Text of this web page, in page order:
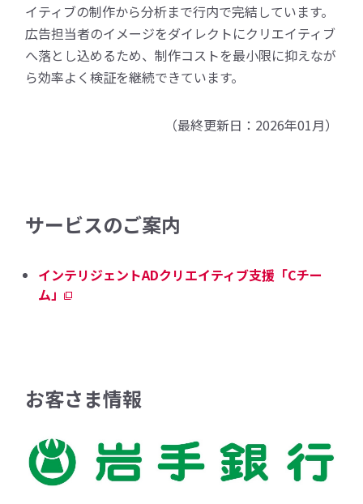
イティブの制作から分析まで行内で完結しています。
広告担当者のイメージをダイレクトにクリエイティブ
へ落とし込めるため、制作コストを最小限に抑えなが
ら効率よく検証を継続できています。
（最終更新日：2026年01月）
サービスのご案内
インテリジェントADクリエイティブ支援「Cチー
ム」
お客さま情報